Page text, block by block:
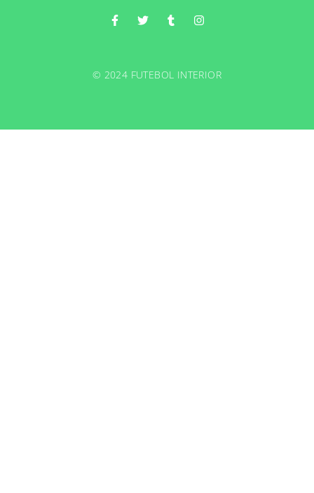
© 2024 FUTEBOL INTERIOR